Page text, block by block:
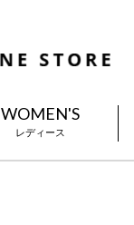
WOMEN'S
レディース